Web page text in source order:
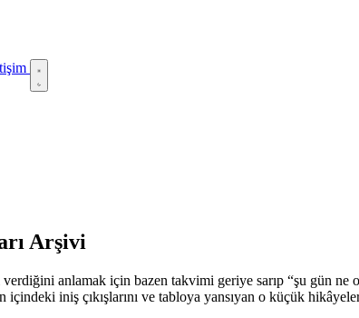
Arşivi
anlamak için bazen takvimi geriye sarıp “şu gün
içindeki iniş çıkışlarını ve tabloya yansıyan o küçük